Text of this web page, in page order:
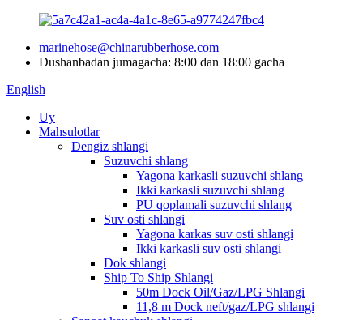
marinehose@chinarubberhose.com
Dushanbadan jumagacha: 8:00 dan 18:00 gacha
English
Uy
Mahsulotlar
Dengiz shlangi
Suzuvchi shlang
Yagona karkasli suzuvchi shlang
Ikki karkasli suzuvchi shlang
PU qoplamali suzuvchi shlang
Suv osti shlangi
Yagona karkas suv osti shlangi
Ikki karkasli suv osti shlangi
Dok shlangi
Ship To Ship Shlangi
50m Dock Oil/Gaz/LPG Shlangi
11,8 m Dock neft/gaz/LPG shlangi